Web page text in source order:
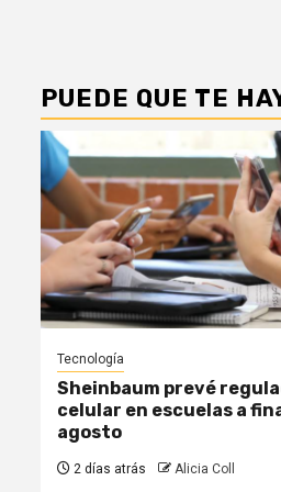
PUEDE QUE TE
Tecnología
Sheinbaum prevé
celular en escuelas a
agosto
2 días atrás Alicia Coll